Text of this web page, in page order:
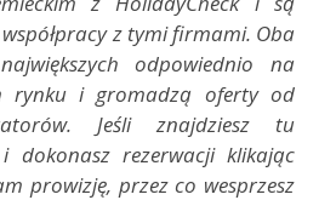
z tymi firmami. Oba
odpowiednio na
rynku i gromadzą oferty od
Jeśli znajdziesz tu
dokonasz rezerwacji klikając
prowizję, przez co wesprzesz